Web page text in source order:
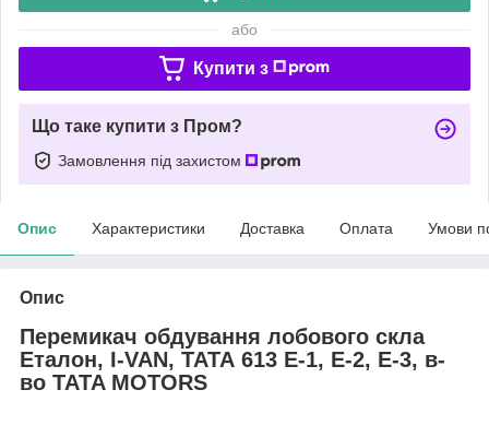
або
Купити з
Що таке купити з Пром?
Замовлення під захистом
Опис Характеристики Доставка Оплата Умови
Опис
Перемикач обдування лобового скла
Еталон, I-VAN, ТАТА 613 E-1, E-2, E-3, в-
во TATA MOTORS